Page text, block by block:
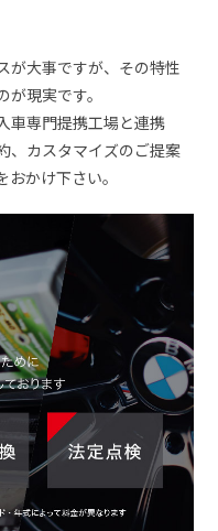
info
が大事ですが、その特性
現実です。
車専門提携工場と連携
、カスタマイズのご提案
かけ下さい。